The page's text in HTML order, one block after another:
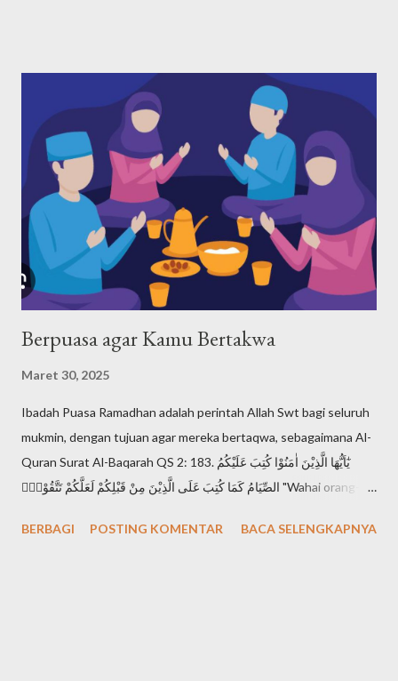
1527-1407 SM. Maka, dari agama-agama samawi, Yahudi adalah
agama pertama menurut urutan waktunya. Bagaimana Nabi
Musa mendefiniskan dan mengajarkan ketuhanan kepada
kaumnya? Nabi Musa dengan tegas menyatakan bahwa Tuhan
adalah Yang Maha Esa. Pernyataan yang paling terkenal tentang
keesaan Tuhan dalam ajaran Musa ada dalam Ulangan 6:4, yang
disebut Shema Israel: "Dengarlah, hai Israel: Tuhan itu Allah
kita, Tuhan itu esa!". Shema Israel a...
Berpuasa agar Kamu Bertakwa
Maret 30, 2025
Ibadah Puasa Ramadhan adalah perintah Allah Swt bagi seluruh
mukmin, dengan tujuan agar mereka bertaqwa, sebagaimana Al-
Quran Surat Al-Baqarah QS 2: 183. يٰٓاَيُّهَا الَّذِيْنَ اٰمَنُوْا كُتِبَ عَلَيْكُمُ
الصِّيَامُ كَمَا كُتِبَ عَلَى الَّذِيْنَ مِنْ قَبْلِكُمْ لَعَلَّكُمْ تَتَّقُوْنَۙ "Wahai orang-
sebagaimana diwajibkan atas orang-orang sebelum kamu agar
BERBAGI POSTING KOMENTAR BACA SELENGKAPNYA